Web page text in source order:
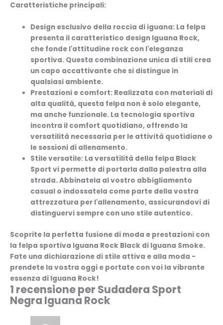
Caratteristiche principali:
Design esclusivo della roccia di iguana: La felpa
presenta il caratteristico design Iguana Rock,
che fonde l'attitudine rock con l'eleganza
sportiva. Questa combinazione unica di stili crea
un capo accattivante che si distingue in
qualsiasi ambiente.
Prestazioni e comfort: Realizzata con materiali di
alta qualità, questa felpa non è solo elegante,
ma anche funzionale. La tecnologia sportiva
incontra il comfort quotidiano, offrendo la
versatilità necessaria per le attività quotidiane o
le sessioni di allenamento.
Stile versatile: La versatilità della felpa Black
Sport vi permette di portarla dalla palestra alla
strada. Abbinatela al vostro abbigliamento
casual o indossatela come parte della vostra
attrezzatura per l'allenamento, assicurandovi di
distinguervi sempre con uno stile autentico.
Scoprite la perfetta fusione di moda e prestazioni con
la felpa sportiva Iguana Rock Black di Iguana Smoke.
Fate una dichiarazione di stile attiva e alla moda -
prendete la vostra oggi e portate con voi la vibrante
essenza di Iguana Rock!
1 recensione per Sudadera Sport
Negra Iguana Rock